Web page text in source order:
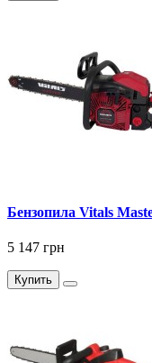
Бензопила Vitals
5 147 грн
Купить